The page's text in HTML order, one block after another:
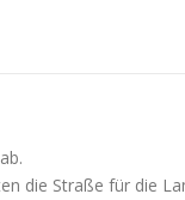
die Straße für die